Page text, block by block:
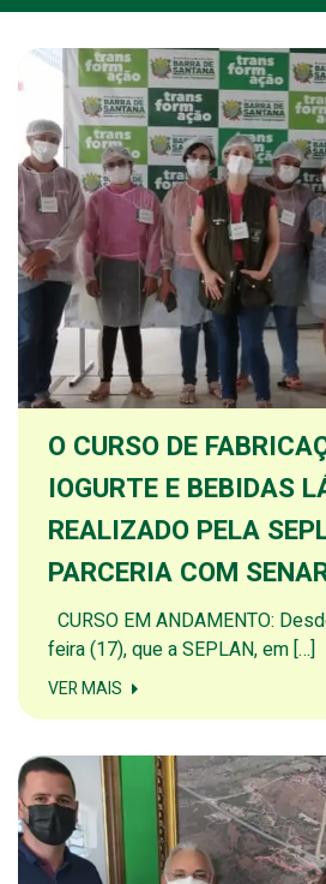
O CURSO DE
IOGURTE E BEBIDAS
REALIZADO PELA
PARCERIA COM
CURSO EM ANDAMENTO:
feira (17), que a SEPLAN, em […]
VER MAIS